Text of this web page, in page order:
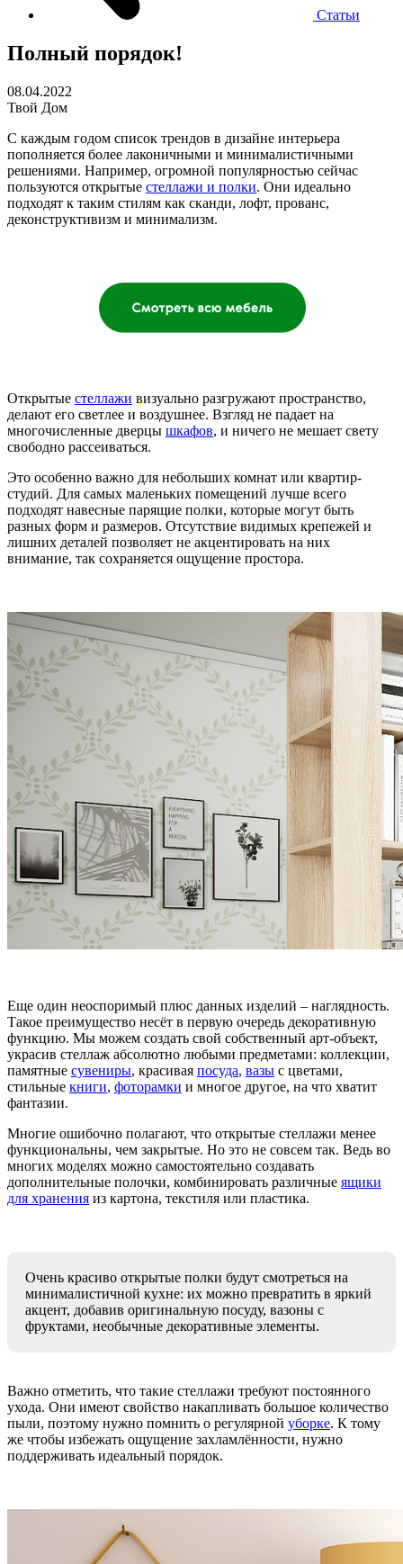
Статьи
Полный порядок!
08.04.2022
Твой Дом
С каждым годом список трендов в дизайне интерьера
пополняется более лаконичными и минималистичными
решениями. Например, огромной популярностью сейчас
пользуются открытые стеллажи и полки. Они идеально
подходят к таким стилям как сканди, лофт, прованс,
деконструктивизм и минимализм.
Открытые стеллажи визуально разгружают пространство,
делают его светлее и воздушнее. Взгляд не падает на
многочисленные дверцы шкафов, и ничего не мешает свету
свободно рассеиваться.
Это особенно важно для небольших комнат или квартир-
студий. Для самых маленьких помещений лучше всего
подходят навесные парящие полки, которые могут быть
разных форм и размеров. Отсутствие видимых крепежей и
лишних деталей позволяет не акцентировать на них
внимание, так сохраняется ощущение простора.
Еще один неоспоримый плюс данных изделий – наглядность.
Такое преимущество несёт в первую очередь декоративную
функцию. Мы можем создать свой собственный арт-объект,
украсив стеллаж абсолютно любыми предметами: коллекции,
памятные сувениры, красивая посуда, вазы с цветами,
стильные книги, фоторамки и многое другое, на что хватит
фантазии.
Многие ошибочно полагают, что открытые стеллажи менее
функциональны, чем закрытые. Но это не совсем так. Ведь во
многих моделях можно самостоятельно создавать
дополнительные полочки, комбинировать различные ящики
для хранения из картона, текстиля или пластика.
Очень красиво открытые полки будут смотреться на
минималистичной кухне: их можно превратить в яркий
акцент, добавив оригинальную посуду, вазоны с
фруктами, необычные декоративные элементы.
Важно отметить, что такие стеллажи требуют постоянного
ухода. Они имеют свойство накапливать большое количество
пыли, поэтому нужно помнить о регулярной уборке. К тому
же чтобы избежать ощущение захламлённости, нужно
поддерживать идеальный порядок.